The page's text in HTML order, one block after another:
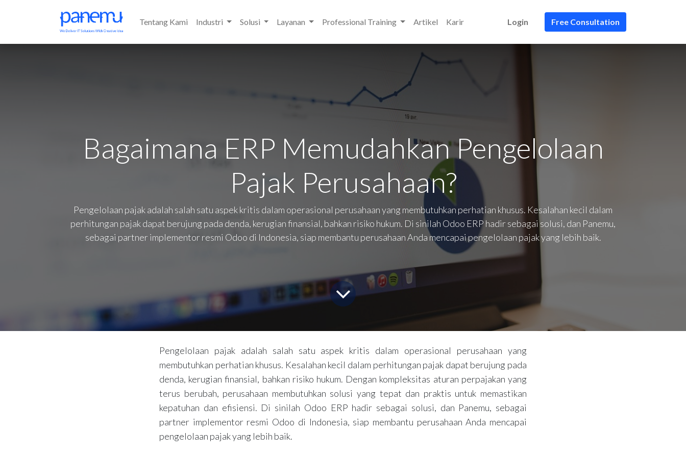
Tentang Kami Industri Solusi Layanan Professional Training Artikel Karir Login Free Consultation
Bagaimana ERP Memudahkan Pengelolaan
Pajak Perusahaan?
Pengelolaan pajak adalah salah satu aspek kritis dalam operasional perusahaan yang membutuhkan perhatian khusus. Kesalahan kecil dalam
perhitungan pajak dapat berujung pada denda, kerugian finansial, bahkan risiko hukum. Di sinilah Odoo ERP hadir sebagai solusi, dan Panemu,
sebagai partner implementor resmi Odoo di Indonesia, siap membantu perusahaan Anda mencapai pengelolaan pajak yang lebih baik.
Pengelolaan pajak adalah salah satu aspek kritis dalam operasional perusahaan yang
membutuhkan perhatian khusus. Kesalahan kecil dalam perhitungan pajak dapat berujung pada
denda, kerugian finansial, bahkan risiko hukum. Dengan kompleksitas aturan perpajakan yang
terus berubah, perusahaan membutuhkan solusi yang tepat dan praktis untuk memastikan
kepatuhan dan efisiensi. Di sinilah Odoo ERP hadir sebagai solusi, dan Panemu, sebagai
partner implementor resmi Odoo di Indonesia, siap membantu perusahaan Anda mencapai
pengelolaan pajak yang lebih baik.